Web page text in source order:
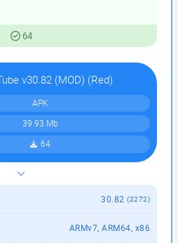
64
v30.82 (MOD) (Red)
APK
39.93 Mb
64
30.82 (2272)
ARMv7, ARM64, x86